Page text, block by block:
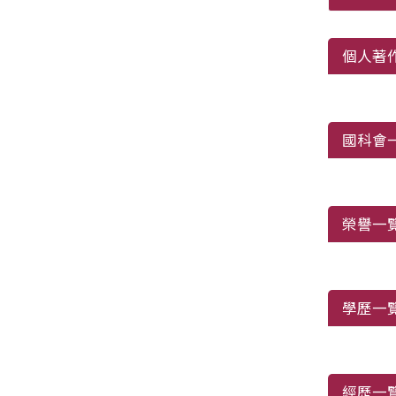
個人著
國科會
榮譽一
學歷一
經歷一